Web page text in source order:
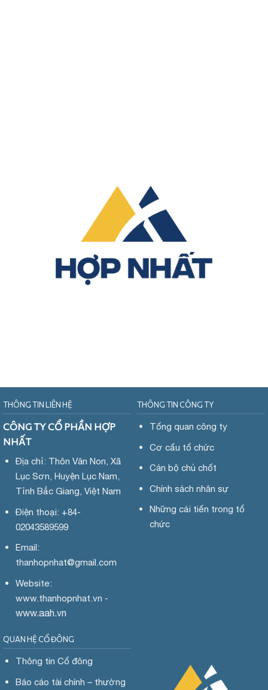
THÔNG TIN LIÊN HỆ
CÔNG TY CỔ PHẦN HỢP
NHẤT
Địa chỉ: Thôn Văn Non, Xã
Lục Sơn, Huyện Lục Nam,
Tỉnh Bắc Giang, Việt Nam
Điện thoại: +84-
02043589599
Email:
thanhopnhat@gmail.com
Website:
www.thanhopnhat.vn -
www.aah.vn
THÔNG TIN CÔNG TY
Tổng quan công ty
Cơ cấu tổ chức
Cán bộ chủ chốt
Chính sách nhân sự
Những cải tiến trong tổ
chức
QUAN HỆ CỔ ĐÔNG
Thông tin Cổ đông
Báo cáo tài chính – thường